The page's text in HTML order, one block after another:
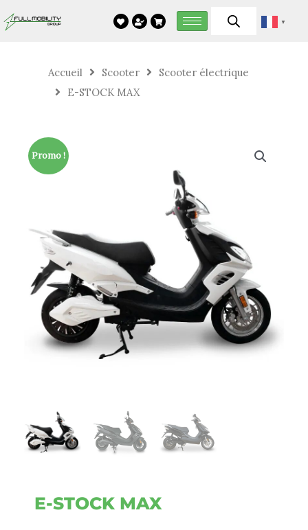
au
▼
Accueil Scooter
Scooter électrique
E-STOCK MAX
Promo !
E-STOCK MAX